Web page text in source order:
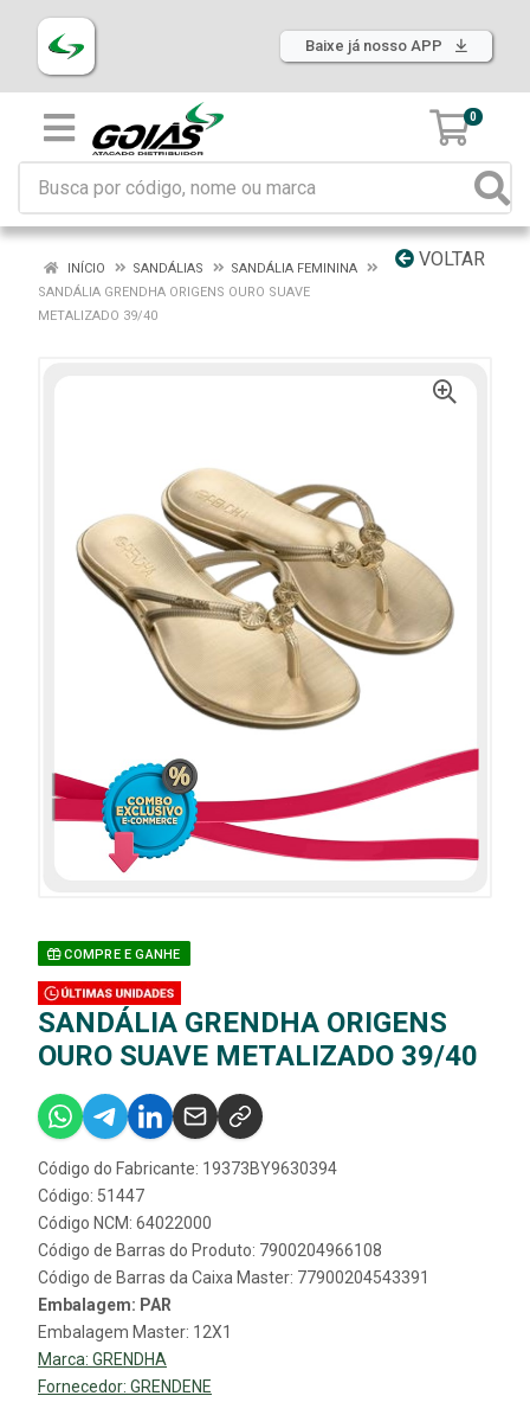
Baixe já nosso APP
0
VOLTAR
INÍCIO SANDÁLIAS
SANDÁLIA FEMININA
SANDÁLIA GRENDHA ORIGENS OURO SUAVE
METALIZADO 39/40
COMPRE E GANHE
SANDÁLIA GRENDHA ORIGENS
OURO SUAVE METALIZADO 39/40
Código do Fabricante: 19373BY9630394
Código: 51447
Código NCM: 64022000
Código de Barras do Produto: 7900204966108
Código de Barras da Caixa Master: 77900204543391
Embalagem: PAR
Embalagem Master: 12X1
Marca: GRENDHA
Fornecedor: GRENDENE